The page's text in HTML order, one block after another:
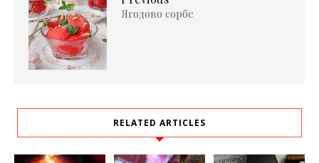
Ягодово сорбе
RELATED ARTICLES